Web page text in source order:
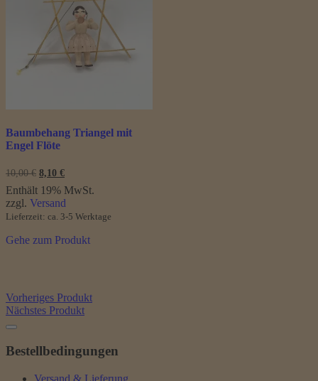
Baumbehang Triangel mit
Engel Flöte
10,00€ Ursprünglicher
war:
10,00 €
8,10 €Aktueller
ist:
8,10 €.
Enthält 19% MwSt.
zzgl. Versand
Lieferzeit: ca. 3-5 Werktage
Gehe zum Produkt
Vorheriges Produkt
Nächstes Produkt
Bestellbedingungen
Versand & Lieferung